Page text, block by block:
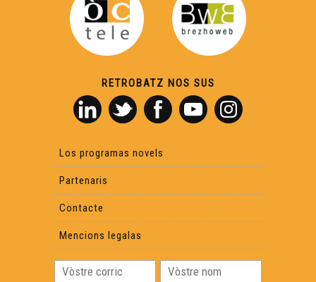
RETROBATZ NOS SUS
Los programas novels
Partenaris
Contacte
Mencions legalas